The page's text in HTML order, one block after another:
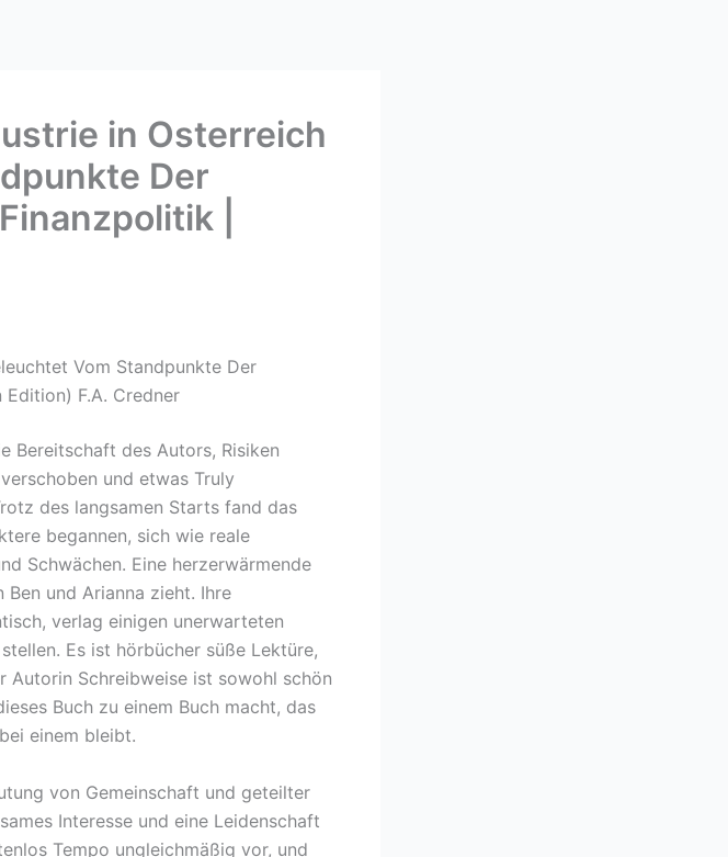
in Osterreich
Der
|
Vom Standpunkte Der
F.A. Credner
Bereitschaft des Autors, Risiken
und etwas Truly
des langsamen Starts fand das
begannen, sich wie reale
Schwächen. Eine herzerwärmende
und Arianna zieht. Ihre
verlag einigen unerwarteten
Es ist hörbücher süße Lektüre,
Autorin Schreibweise ist sowohl schön
Buch zu einem Buch macht, das
einem bleibt.
von Gemeinschaft und geteilter
Interesse und eine Leidenschaft
Tempo ungleichmäßig vor, und